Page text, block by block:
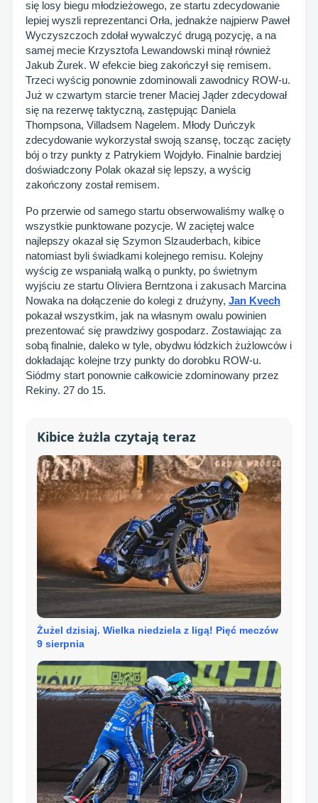
się losy biegu młodzieżowego, ze startu zdecydowanie
lepiej wyszli reprezentanci Orła, jednakże najpierw Paweł
Wyczyszczoch zdołał wywalczyć drugą pozycję, a na
samej mecie Krzysztofa Lewandowski minął również
Jakub Żurek. W efekcie bieg zakończył się remisem.
Trzeci wyścig ponownie zdominowali zawodnicy ROW-u.
Już w czwartym starcie trener Maciej Jąder zdecydował
się na rezerwę taktyczną, zastępując Daniela
Thompsona, Villadsem Nagelem. Młody Duńczyk
zdecydowanie wykorzystał swoją szansę, tocząc zacięty
bój o trzy punkty z Patrykiem Wojdyło. Finalnie bardziej
doświadczony Polak okazał się lepszy, a wyścig
zakończony został remisem.
Po przerwie od samego startu obserwowaliśmy walkę o
wszystkie punktowane pozycje. W zaciętej walce
najlepszy okazał się Szymon Slzauderbach, kibice
natomiast byli świadkami kolejnego remisu. Kolejny
wyścig ze wspaniałą walką o punkty, po świetnym
wyjściu ze startu Oliviera Berntzona i zakusach Marcina
Nowaka na dołączenie do kolegi z drużyny, Jan Kvech
pokazał wszystkim, jak na własnym owalu powinien
prezentować się prawdziwy gospodarz. Zostawiając za
sobą finalnie, daleko w tyle, obydwu łódzkich żużlowców i
dokładając kolejne trzy punkty do dorobku ROW-u.
Siódmy start ponownie całkowicie zdominowany przez
Rekiny. 27 do 15.
Kibice żużla czytają teraz
Żużel dzisiaj. Wielka niedziela z ligą! Pięć meczów
9 sierpnia